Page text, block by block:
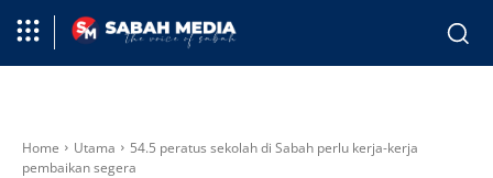
Home Utama
54.5 peratus sekolah di Sabah perlu kerja-kerja
pembaikan segera